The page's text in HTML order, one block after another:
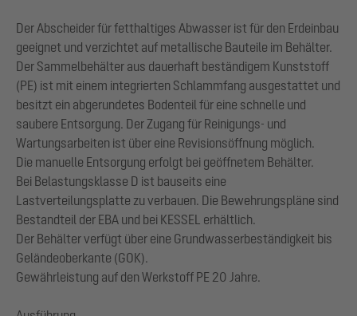
Der Abscheider für fetthaltiges Abwasser ist für den Erdeinbau
geeignet und verzichtet auf metallische Bauteile im Behälter.
Der Sammelbehälter aus dauerhaft beständigem Kunststoff
(PE) ist mit einem integrierten Schlammfang ausgestattet und
besitzt ein abgerundetes Bodenteil für eine schnelle und
saubere Entsorgung. Der Zugang für Reinigungs- und
Wartungsarbeiten ist über eine Revisionsöffnung möglich.
Die manuelle Entsorgung erfolgt bei geöffnetem Behälter.
Bei Belastungsklasse D ist bauseits eine
Lastverteilungsplatte zu verbauen. Die Bewehrungspläne sind
Bestandteil der EBA und bei KESSEL erhältlich.
Der Behälter verfügt über eine Grundwasserbeständigkeit bis
Geländeoberkante (GOK).
Gewährleistung auf den Werkstoff PE 20 Jahre.